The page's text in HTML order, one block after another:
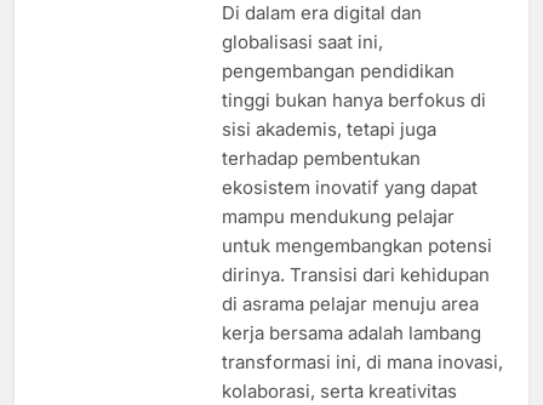
Di dalam era digital dan
globalisasi saat ini,
pengembangan pendidikan
tinggi bukan hanya berfokus di
sisi akademis, tetapi juga
terhadap pembentukan
ekosistem inovatif yang dapat
mampu mendukung pelajar
untuk mengembangkan potensi
dirinya. Transisi dari kehidupan
di asrama pelajar menuju area
kerja bersama adalah lambang
transformasi ini, di mana inovasi,
kolaborasi, serta kreativitas